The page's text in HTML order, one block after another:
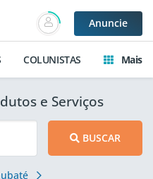
Anuncie
COLUNISTAS Mais
e Serviços
BUSCAR